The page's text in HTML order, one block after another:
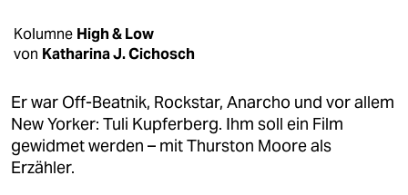
gesellschaft
kultur
sport
berlin
Kolumne High & Low
von Katharina J. Cichosch
Er war Off-Beatnik, Rockstar, Anarcho und vor allem
New Yorker: Tuli Kupferberg. Ihm soll ein Film
gewidmet werden – mit Thurston Moore als
Erzähler.